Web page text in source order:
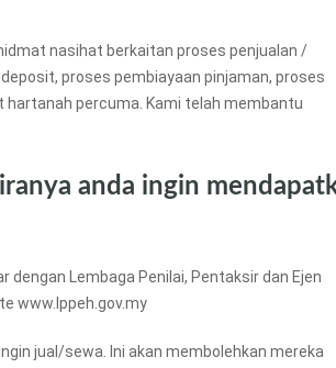
nasihat berkaitan proses penjualan /
proses pembiayaan pinjaman, proses
percuma. Kami telah membantu
anda ingin
Lembaga Penilai, Pentaksir dan Ejen
www.lppeh.gov.my
jual/sewa. Ini akan membolehkan mereka